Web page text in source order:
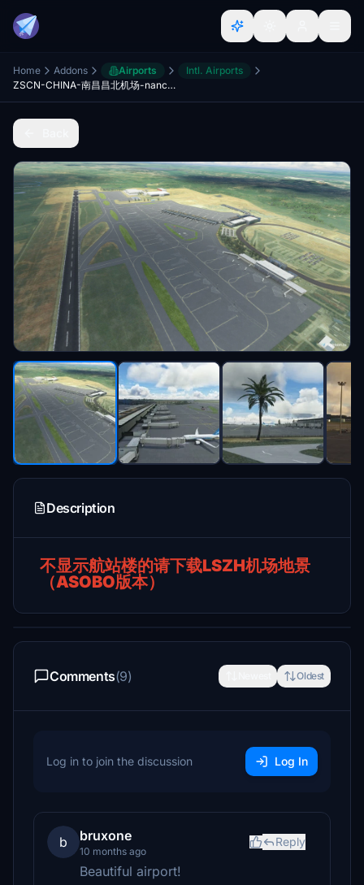
Home Addons Airports
Intl. Airports
ZSCN-CHINA-南昌昌北机场-nanchangchangbeiAirport
Description
不显示航站楼的请下载LSZH机场地景
（ASOBO版本）
Comments(9) Oldest
Log in to join the discussion Log In
b bruxone
10 months ago
Reply
Beautiful airport!